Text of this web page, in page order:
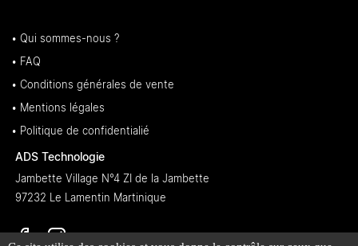
• Qui sommes-nous ?
• FAQ
• Conditions générales de vente
• Mentions légales
• Politique de confidentialié
ADS Technologie
Jambette Village N°4 ZI de la Jambette
97232 Le Lamentin Martinique